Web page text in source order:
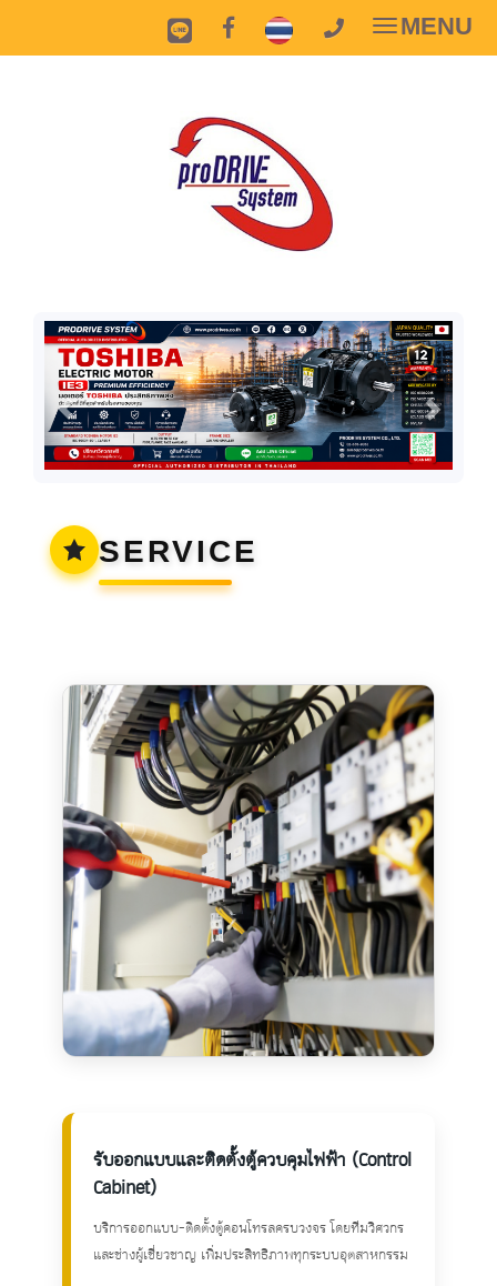
Toggle
MENU
SERVICE
รับออกแบบและติดตั้งตู้ควบคุมไฟฟ้า (Control
Cabinet)
บริการออกแบบ-ติดตั้งตู้คอนโทรลครบวงจร โดยทีมวิศวกร
และช่างผู้เชี่ยวชาญ เพิ่มประสิทธิภาพทุกระบบอุตสาหกรรม